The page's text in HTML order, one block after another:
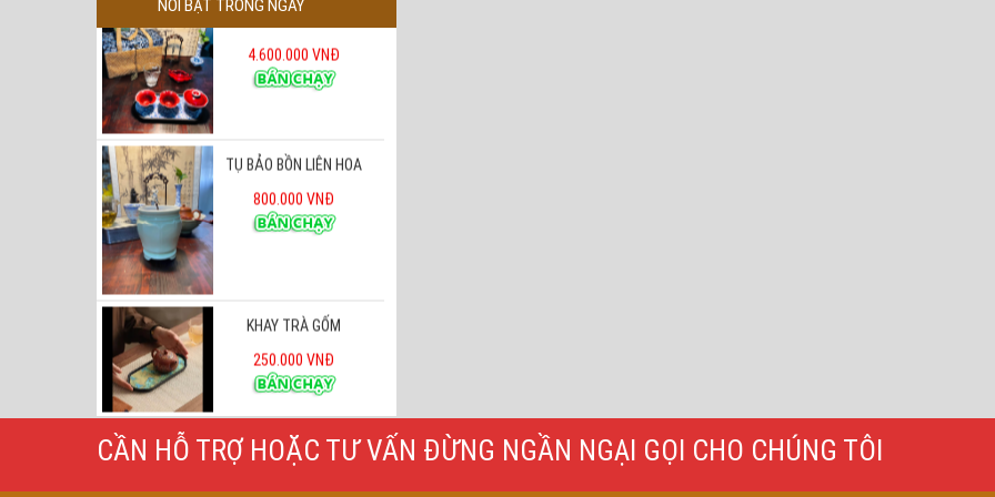
NỔI BẬT TRONG NGÀY
ư Hương Đỏ Cố Cung
450.000 VNĐ
CẦN HỖ TRỢ HOẶC TƯ VẤN ĐỪNG NGẦN NGẠI GỌI CHO CHÚNG TÔI